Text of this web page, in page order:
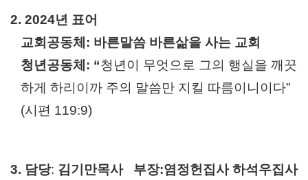
2. 2024년 표어
교회공동체 : 바른말씀 바른삶을 사는 교회
청년공동체 : “청년이 무엇으로 그의 행실을 깨끗
하게 하리이까 주의 말씀만 지킬 따름이니이다”
(시편 119:9)
3. 담당: 김기만목사 부장:염정헌집사 하석우집사